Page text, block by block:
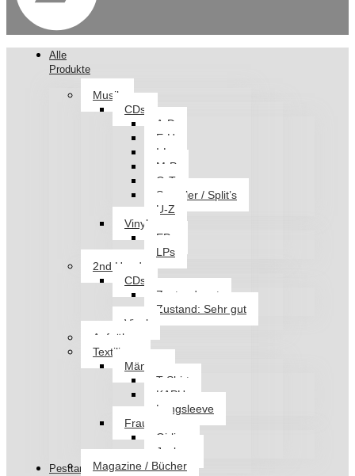
Alle
Produkte
Musik
CDs
A-D
E-H
I-L
M-P
Q-T
Sampler / Split’s
U-Z
Vinyl
EPs
LPs
2nd Hand
CDs
Zustand: gut
Zustand: Sehr gut
Vinyl
Aufnäher
Textilien
Männer
T-Shirt
KAPU
Longsleeve
Frauen
Girlies
Jacken
Magazine / Bücher
Pesttanz